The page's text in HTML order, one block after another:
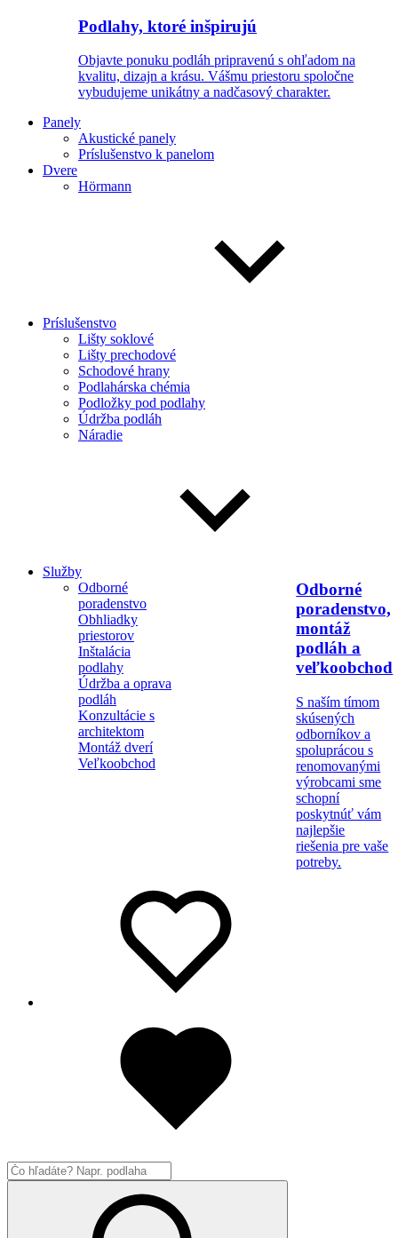
Podlahy, ktoré inšpirujú
Objavte ponuku podláh pripravenú s ohľadom na
kvalitu, dizajn a krásu. Vášmu priestoru spoločne
vybudujeme unikátny a nadčasový charakter.
Panely
Akustické panely
Príslušenstvo k panelom
Dvere
Hörmann
Príslušenstvo
Lišty soklové
Lišty prechodové
Schodové hrany
Podlahárska chémia
Podložky pod podlahy
Údržba podláh
Náradie
Služby
Odborné
poradenstvo
Obhliadky
priestorov
Inštalácia
podlahy
Údržba a oprava
podláh
Konzultácie s
architektom
Montáž dverí
Veľkoobchod
Odborné
poradenstvo,
montáž
podláh a
veľkoobchod
S naším tímom
skúsených
odborníkov a
spoluprácou s
renomovanými
výrobcami sme
schopní
poskytnúť vám
najlepšie
riešenia pre vaše
potreby.